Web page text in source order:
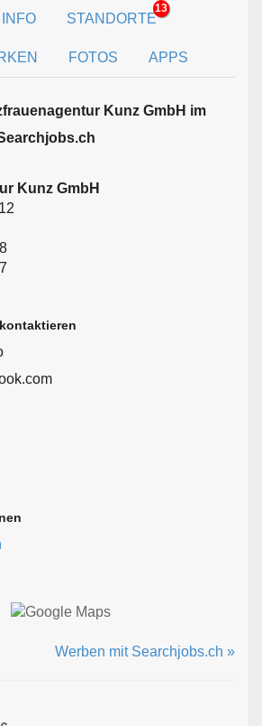
INFO STANDORTE
13
FOTOS APPS
Kunz GmbH im
Kunz GmbH
Werben mit Searchjobs.ch »